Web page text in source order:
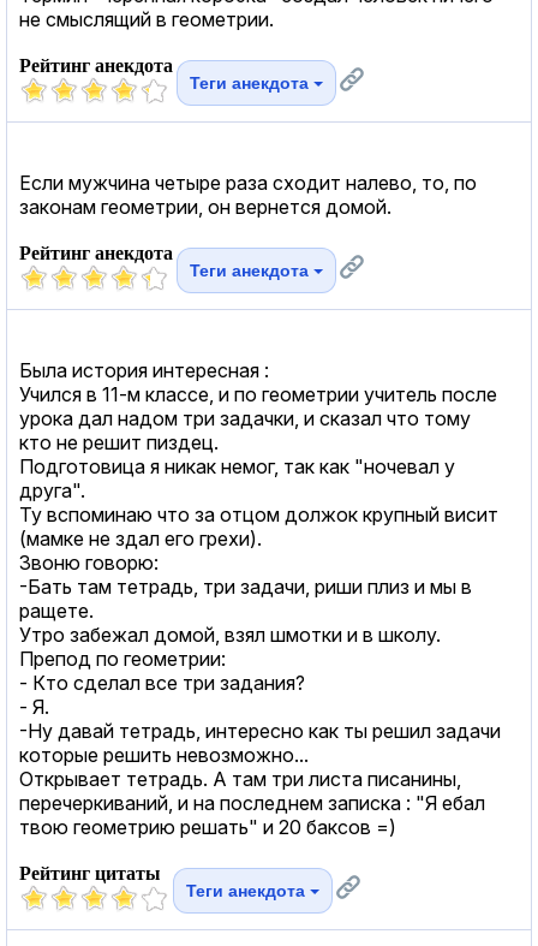
не смыслящий в геометрии.
Рейтинг анекдота
Теги анекдота
Если мужчина четыре раза сходит налево, то, по
законам геометрии, он вернется домой.
Рейтинг анекдота
Теги анекдота
Была история интересная :
Учился в 11-м классе, и по геометрии учитель после
урока дал надом три задачки, и сказал что тому
кто не решит пиздец.
Подготовица я никак немог, так как "ночевал у
друга".
Ту вспоминаю что за отцом должок крупный висит
(мамке не здал его грехи).
Звоню говорю:
-Бать там тетрадь, три задачи, риши плиз и мы в
ращете.
Утро забежал домой, взял шмотки и в школу.
Препод по геометрии:
- Кто сделал все три задания?
- Я.
-Ну давай тетрадь, интересно как ты решил задачи
которые решить невозможно...
Открывает тетрадь. А там три листа писанины,
перечеркиваний, и на последнем записка : "Я ебал
твою геометрию решать" и 20 баксов =)
Рейтинг цитаты
Теги анекдота